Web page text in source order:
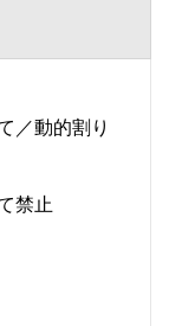
／動的割り
禁止